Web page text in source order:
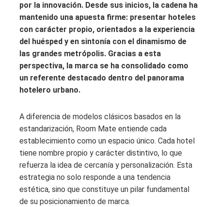
por la innovación. Desde sus inicios, la cadena ha
mantenido una apuesta firme: presentar hoteles
con carácter propio, orientados a la experiencia
del huésped y en sintonía con el dinamismo de
las grandes metrópolis. Gracias a esta
perspectiva, la marca se ha consolidado como
un referente destacado dentro del panorama
hotelero urbano.
A diferencia de modelos clásicos basados en la
estandarización, Room Mate entiende cada
establecimiento como un espacio único. Cada hotel
tiene nombre propio y carácter distintivo, lo que
refuerza la idea de cercanía y personalización. Esta
estrategia no solo responde a una tendencia
estética, sino que constituye un pilar fundamental
de su posicionamiento de marca.